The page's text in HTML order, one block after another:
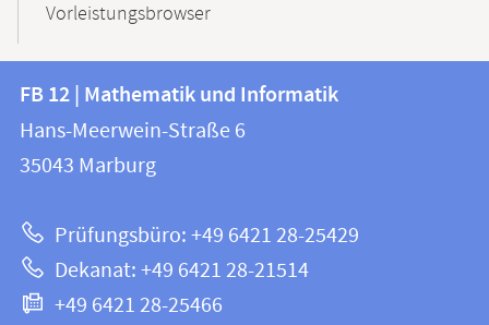
Vorleistungsbrowser
Kontakt
und
Informationen
Website
FB
12
|
und
Informatik
FB 12 | Mathematik und Informatik
Hans-Meerwein-Straße 6
35043 Marburg
Prüfungsbüro: +49 6421 28-25429
Dekanat: +49 6421 28-21514
+49 6421 28-25466